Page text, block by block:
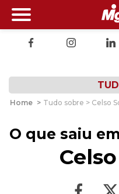
Home > Tudo sobre > Celso
O que saiu